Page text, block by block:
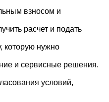
взносом и
расчет и подать
которую нужно
и сервисные решения.
условий,